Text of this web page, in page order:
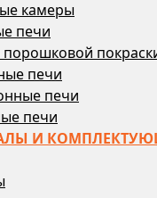
камеры
печи
печи
печи
печи
И